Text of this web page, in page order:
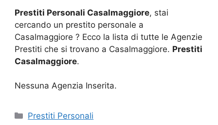
Prestiti Personali Casalmaggiore, stai
cercando un prestito personale a
Casalmaggiore ? Ecco la lista di tutte le Agenzie
Prestiti che si trovano a Casalmaggiore. Prestiti
Casalmaggiore.
Nessuna Agenzia Inserita.
Categorie
Prestiti Personali